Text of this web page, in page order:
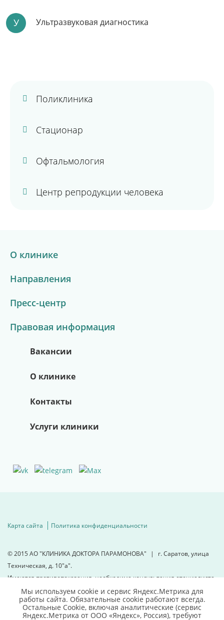
У Ультразвуковая диагностика
Поликлиника
Стационар
Офтальмология
Центр репродукции человека
О клинике
Направления
Пресс-центр
Правовая информация
Вакансии
О клинике
Контакты
Услуги клиники
Карта сайта Политика конфиденциальности
© 2015 АО "КЛИНИКА ДОКТОРА ПАРАМОНОВА" |
г. Саратов, улица
Техническая, д. 10"а".
Имеются противопоказания, необходима консультация специалиста.
Для детальной информации
свяжитесь с нами
Мы используем cookie и сервис Яндекс.Метрика для
работы сайта. Обязательные cookie работают всегда.
Остальные Сookie, включая аналитические (сервис
Яндекс.Метрика от ООО «Яндекс», Россия), требуют